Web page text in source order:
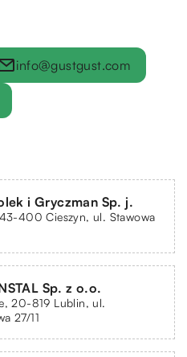
info@gustgust.com
i Gryczman Sp. j.
400 Cieszyn, ul. Stawowa
Sp. z o.o.
20-819 Lublin, ul.
27/11